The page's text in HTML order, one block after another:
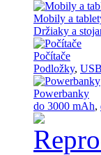
Mobily a
Držiaky a
Počítače
Podložky,
Powerbanky
do 3000 mAh,